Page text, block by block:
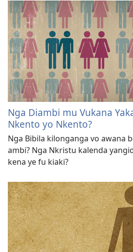
Nga Diambi mu Vukana
Nkento yo Nkento?
Nga Bibila kilonganga vo awana
ambi? Nga Nkristu kalenda
kena ye fu kiaki?